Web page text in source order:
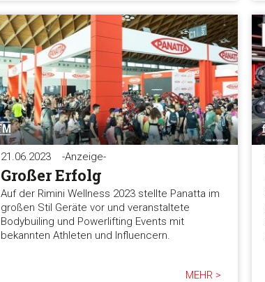
21.06.2023 -Anzeige-
Großer Erfolg
Auf der Rimini Wellness 2023 stellte Panatta im
großen Stil Geräte vor und veranstaltete
Bodybuiling und Powerlifting Events mit
bekannten Athleten und Influencern.
MEHR >